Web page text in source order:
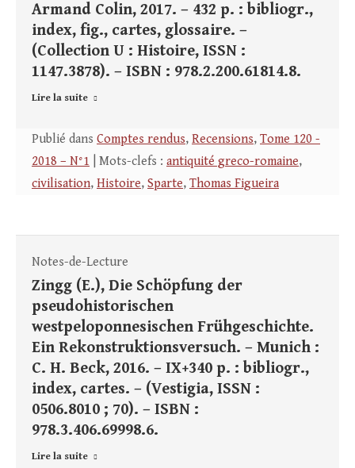
Armand Colin, 2017. – 432 p. : bibliogr.,
index, fig., cartes, glossaire. –
(Collection U : Histoire, ISSN :
1147.3878). – ISBN : 978.2.200.61814.8.
Lire la suite
Publié dans Comptes rendus, Recensions, Tome 120 -
2018 – N°1 | Mots-clefs : antiquité greco-romaine,
civilisation, Histoire, Sparte, Thomas Figueira
Notes-de-Lecture
Zingg (E.), Die Schöpfung der
pseudohistorischen
westpeloponnesischen Frühgeschichte.
Ein Rekonstruktionsversuch. – Munich :
C. H. Beck, 2016. – IX+340 p. : bibliogr.,
index, cartes. – (Vestigia, ISSN :
0506.8010 ; 70). – ISBN :
978.3.406.69998.6.
Lire la suite